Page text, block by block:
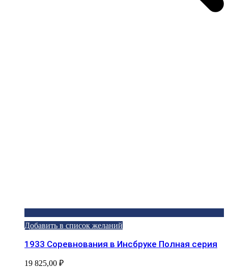
Добавить в список желаний
1933 Соревнования в Инсбруке Полная серия
19 825,00 ₽